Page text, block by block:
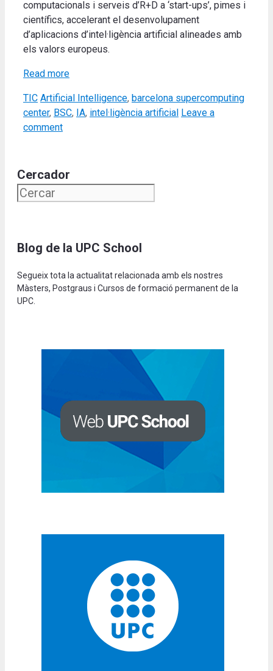
computacionals i serveis d’R+D a ‘start-ups’, pimes i
científics, accelerant el desenvolupament
d’aplicacions d’intel·ligència artificial alineades amb
els valors europeus.
Read more
Categories
TIC Tags
Artificial Intelligence, barcelona supercomputing
center, BSC, IA, intel·ligència artificial Leave a
comment
Cercador
Blog de la UPC School
Segueix tota la actualitat relacionada amb els nostres
Màsters, Postgraus i Cursos de formació permanent de la
UPC.